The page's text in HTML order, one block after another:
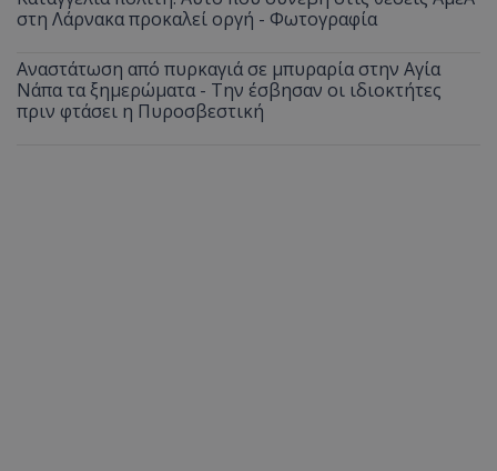
στη Λάρνακα προκαλεί οργή - Φωτογραφία
Αναστάτωση από πυρκαγιά σε μπυραρία στην Αγία
Νάπα τα ξημερώματα - Την έσβησαν οι ιδιοκτήτες
πριν φτάσει η Πυροσβεστική